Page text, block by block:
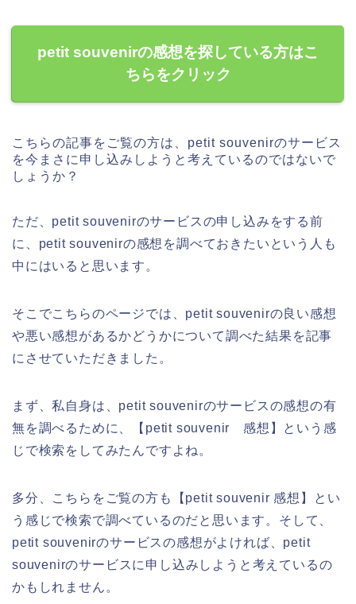
petit souvenirの感想を探している方はこ
ちらをクリック
こちらの記事をご覧の方は、petit souvenirのサービス
を今まさに申し込みしようと考えているのではないで
しょうか？
ただ、petit souvenirのサービスの申し込みをする前
に、petit souvenirの感想を調べておきたいという人も
中にはいると思います。
そこでこちらのページでは、petit souvenirの良い感想
や悪い感想があるかどうかについて調べた結果を記事
にさせていただきました。
まず、私自身は、petit souvenirのサービスの感想の有
無を調べるために、【petit souvenir 感想】という感
じで検索をしてみたんですよね。
多分、こちらをご覧の方も【petit souvenir 感想】とい
う感じで検索で調べているのだと思います。そして、
petit souvenirのサービスの感想がよければ、petit
souvenirのサービスに申し込みしようと考えているの
かもしれません。